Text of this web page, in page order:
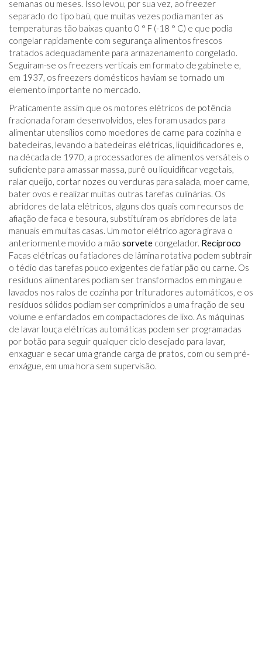
semanas ou meses. Isso levou, por sua vez, ao freezer
separado do tipo baú, que muitas vezes podia manter as
temperaturas tão baixas quanto 0 ° F (-18 ° C) e que podia
congelar rapidamente com segurança alimentos frescos
tratados adequadamente para armazenamento congelado.
Seguiram-se os freezers verticais em formato de gabinete e,
em 1937, os freezers domésticos haviam se tornado um
elemento importante no mercado.
Praticamente assim que os motores elétricos de potência
fracionada foram desenvolvidos, eles foram usados ​​para
alimentar utensílios como moedores de carne para cozinha e
batedeiras, levando a batedeiras elétricas, liquidificadores e,
na década de 1970, a processadores de alimentos versáteis o
suficiente para amassar massa, purê ou liquidificar vegetais,
ralar queijo, cortar nozes ou verduras para salada, moer carne,
bater ovos e realizar muitas outras tarefas culinárias. Os
abridores de lata elétricos, alguns dos quais com recursos de
afiação de faca e tesoura, substituíram os abridores de lata
manuais em muitas casas. Um motor elétrico agora girava o
anteriormente movido a mão sorvete congelador. Recíproco
Facas elétricas ou fatiadores de lâmina rotativa podem subtrair
o tédio das tarefas pouco exigentes de fatiar pão ou carne. Os
resíduos alimentares podiam ser transformados em mingau e
lavados nos ralos de cozinha por trituradores automáticos, e os
resíduos sólidos podiam ser comprimidos a uma fração de seu
volume e enfardados em compactadores de lixo. As máquinas
de lavar louça elétricas automáticas podem ser programadas
por botão para seguir qualquer ciclo desejado para lavar,
enxaguar e secar uma grande carga de pratos, com ou sem pré-
enxágue, em uma hora sem supervisão.